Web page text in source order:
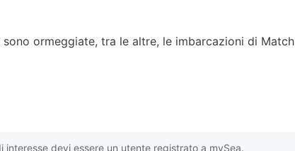
ormeggiate, tra le altre, le imbarcazioni di Match
interesse devi essere un utente registrato a mySea.